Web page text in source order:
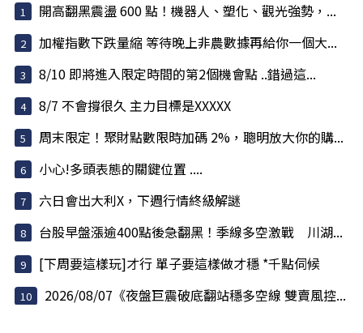
開高翻黑震盪 600 點！機器人、塑化、觀光強勢，...
加權指數下跌量縮 等待晚上非農數據再給你一個大...
8/10 即將進入限定時間的第2個機會點 ..錯過這...
8/7 不會撐很久 主力目標是XXXXX
周末限定！聚財點數限時加碼 2%，聰明放大你的購...
小心!多頭表態的關鍵位置 ....
六日會出大利X，下週行情終級解謎
台股早盤漲逾400點後急翻黑！季線多空激戰 川湖...
[下周要這樣玩]才行 單子要這樣做才穩 *千點伺候
2026/08/07《夜盤巨震破底翻站穩多空線 雙賣風控...